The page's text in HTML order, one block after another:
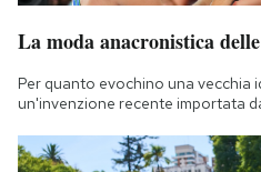
La moda anacronistica
Per quanto evochino una vecchia
un'invenzione recente importata